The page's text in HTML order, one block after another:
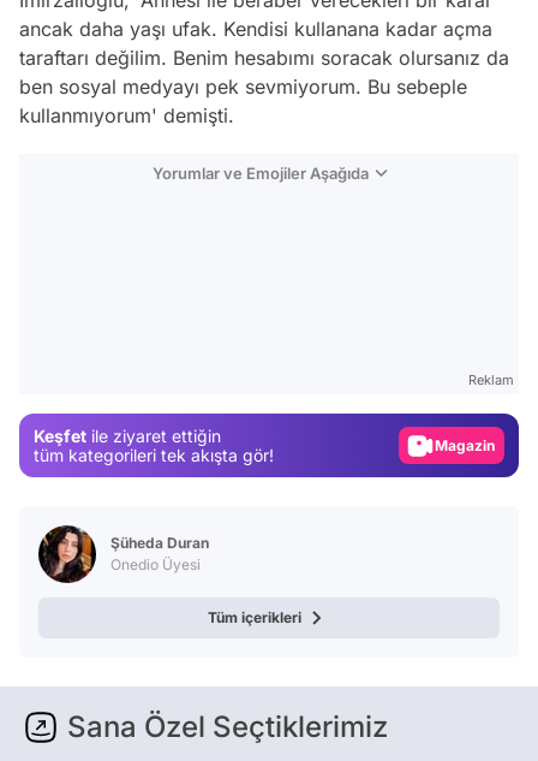
ancak daha yaşı ufak. Kendisi kullanana kadar açma
taraftarı değilim. Benim hesabımı soracak olursanız da
ben sosyal medyayı pek sevmiyorum. Bu sebeple
kullanmıyorum' demişti.
Yorumlar ve Emojiler Aşağıda
Reklam
Keşfet ile ziyaret ettiğin
tüm kategorileri tek akışta gör!
Magazin
Şüheda Duran
Onedio Üyesi
Tüm içerikleri
Sana Özel Seçtiklerimiz